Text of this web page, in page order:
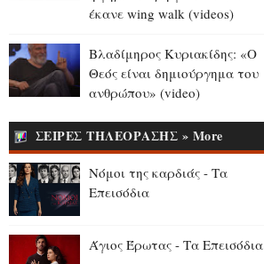
μητέρα των αδελφών David
(photo)
Αύγουστος 08, 2026
Δημήτρης Παπαμιχαήλ
(videos+photos)
Αύγουστος 08, 2026
Αύγουστος 08, 2026
έκανε wing walk (videos)
Βλαδίμηρος Κυριακίδης: «Ο
Θεός είναι δημιούργημα του
ανθρώπου» (video)
ΣΕΙΡΕΣ ΤΗΛΕΟΡΑΣΗΣ » More
Νόμοι της καρδιάς - Τα
Επεισόδια
Άγιος Έρωτας - Τα Επεισόδια